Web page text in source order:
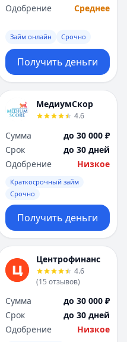
Одобрение
Среднее
Займ онлайн Срочно
Получить деньги
МедиумСкор
4.6
Сумма
до 30 000 ₽
Срок
до 30 дней
Одобрение
Низкое
Краткосрочный займ
Срочно
Получить деньги
Центрофинанс
4.6
(15 отзывов)
Сумма
до 30 000 ₽
Срок
до 30 дней
Одобрение
Низкое